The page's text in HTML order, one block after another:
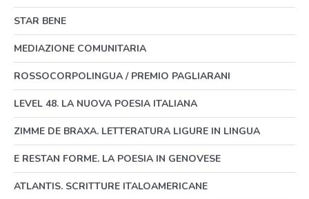
STAR BENE
MEDIAZIONE COMUNITARIA
ROSSOCORPOLINGUA / PREMIO PAGLIARANI
LEVEL 48. LA NUOVA POESIA ITALIANA
ZIMME DE BRAXA. LETTERATURA LIGURE IN LINGUA
E RESTAN FORME. LA POESIA IN GENOVESE
ATLANTIS. SCRITTURE ITALOAMERICANE